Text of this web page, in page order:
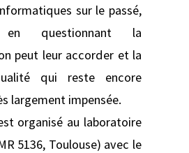
sur le passé,
en questionnant la
peut leur accorder et la
qui reste encore
largement impensée.
organisé au laboratoire
5136, Toulouse) avec le